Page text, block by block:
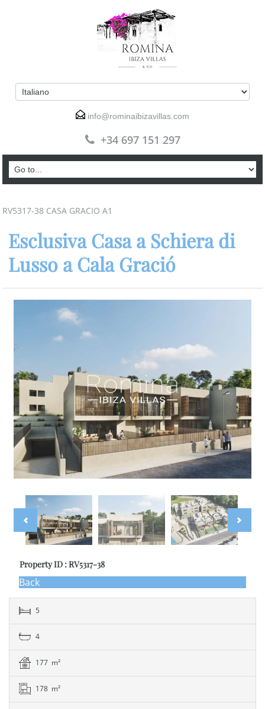
info@rominaibizavillas.com
+34 697 151 297
RV5317-38 CASA GRACIO A1
Esclusiva Casa a Schiera di
Lusso a Cala Gració
Property ID : RV5317-38
Back
5
4
177 m²
178 m²